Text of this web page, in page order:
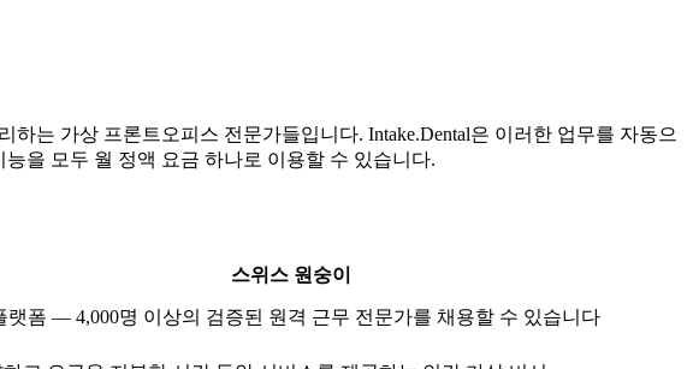
는 가상 프론트오피스 전문가들입니다. Intake.Dental은 이러한 업무를 자동으
을 모두 월 정액 요금 하나로 이용할 수 있습니다.
스위스 원숭이
랫폼 — 4,000명 이상의 검증된 원격 근무 전문가를 채용할 수 있습니다